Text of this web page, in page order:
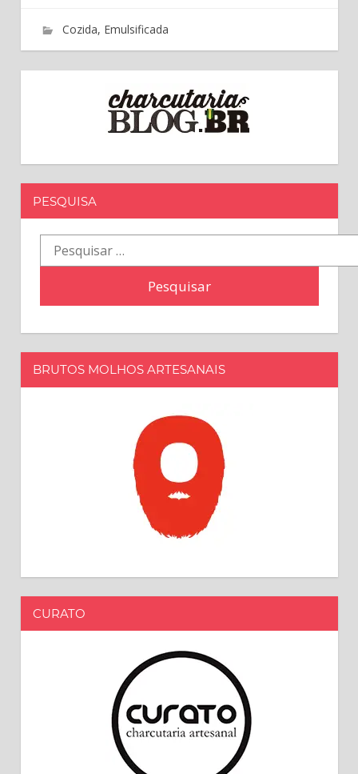
8 de fevereiro de 2017
charcutaria.blog.br
Cozida, Emulsificada
PESQUISA
Pesquisar
por:
BRUTOS MOLHOS ARTESANAIS
CURATO